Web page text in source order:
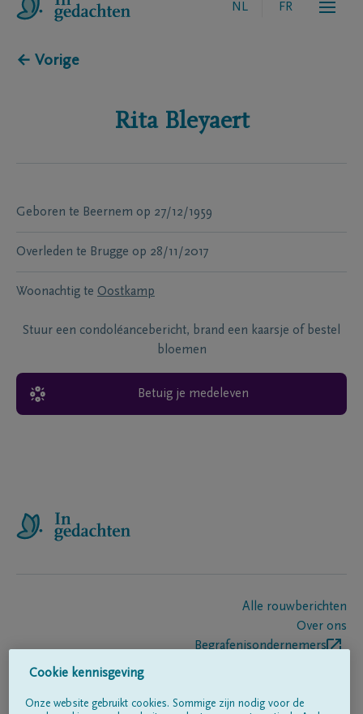
NL FR
← Vorige
Rita Bleyaert
Geboren te Beernem op 27/12/1959
Overleden te Brugge op 28/11/2017
Woonachtig te Oostkamp
Stuur een condoléancebericht, brand een kaarsje of bestel
bloemen
Betuig je medeleven
Alle rouwberichten
Over ons
Begrafenisondernemers
Cookie kennisgeving
Onze website gebruikt cookies. Sommige zijn nodig voor de